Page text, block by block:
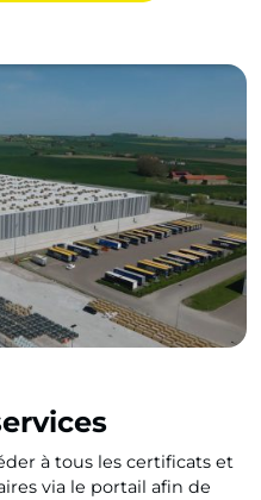
à tous les certificats et
via le portail afin de